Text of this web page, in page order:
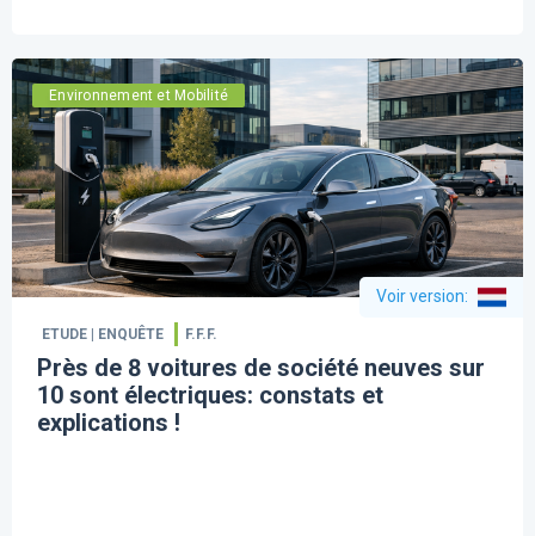
Environnement et Mobilité
Voir version:
ETUDE | ENQUÊTE F.F.F.
Près de 8 voitures de société neuves sur
10 sont électriques: constats et
explications !